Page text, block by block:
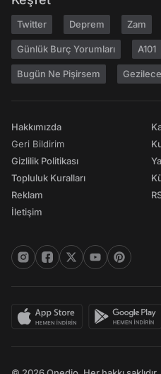
Twitter Deprem Zam
Günlük Burç Yorumları A101
Bugün Ne Pişirsem
Hakkımızda
Geri Bildirim
Gizlilik Politikası
Topluluk Kuralları
Reklam
İletişim